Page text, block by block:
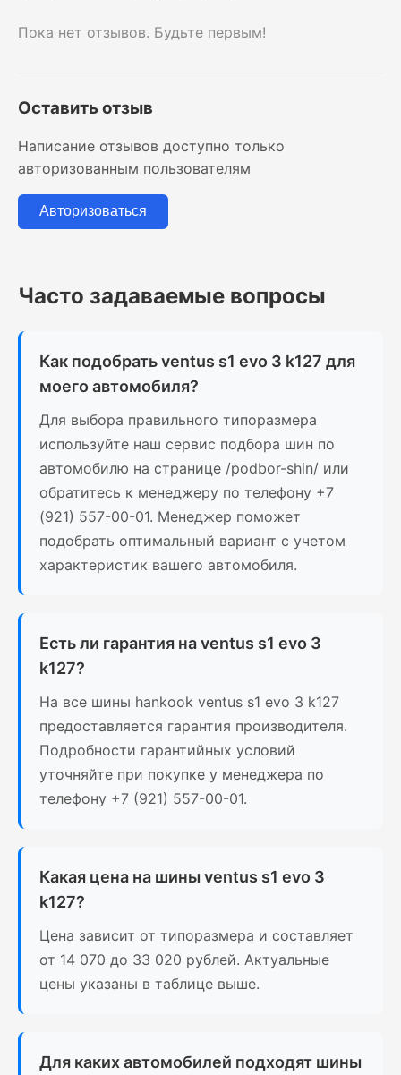
Пока нет отзывов. Будьте первым!
Оставить отзыв
Написание отзывов доступно только
авторизованным пользователям
Авторизоваться
Часто задаваемые вопросы
Как подобрать ventus s1 evo 3 k127 для
моего автомобиля?
Для выбора правильного типоразмера
используйте наш сервис подбора шин по
автомобилю на странице /podbor-shin/ или
обратитесь к менеджеру по телефону +7
(921) 557-00-01. Менеджер поможет
подобрать оптимальный вариант с учетом
характеристик вашего автомобиля.
Есть ли гарантия на ventus s1 evo 3
k127?
На все шины hankook ventus s1 evo 3 k127
предоставляется гарантия производителя.
Подробности гарантийных условий
уточняйте при покупке у менеджера по
телефону +7 (921) 557-00-01.
Какая цена на шины ventus s1 evo 3
k127?
Цена зависит от типоразмера и составляет
от 14 070 до 33 020 рублей. Актуальные
цены указаны в таблице выше.
Для каких автомобилей подходят шины